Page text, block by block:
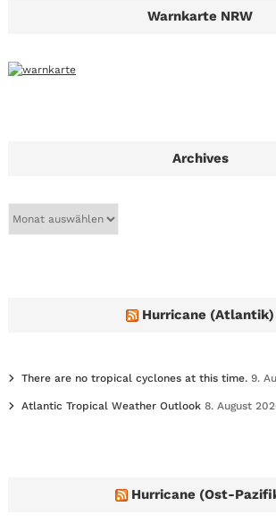
Warnkarte NRW
Archives
Hurricane (Atlantik)
There are no tropical cyclones at this time. 9.
Atlantic Tropical Weather Outlook 8. August
Hurricane (Ost-